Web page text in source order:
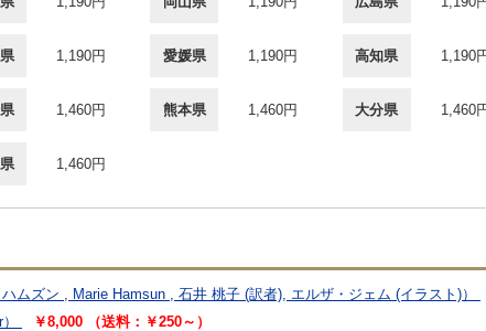
1,190円 愛媛県 1,190円 高知県 1,190
1,460円 熊本県 1,460円 大分県 1,460
1,460円
ハムズン , Marie Hamsun , 石井 桃子 (訳者), エルザ・ジェム (イラスト)）
￥8,000 （送料：￥250～）